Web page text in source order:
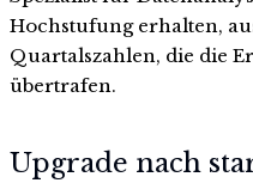
Hochstufung erhalten,
Quartalszahlen, die die
übertrafen.
Upgrade nach